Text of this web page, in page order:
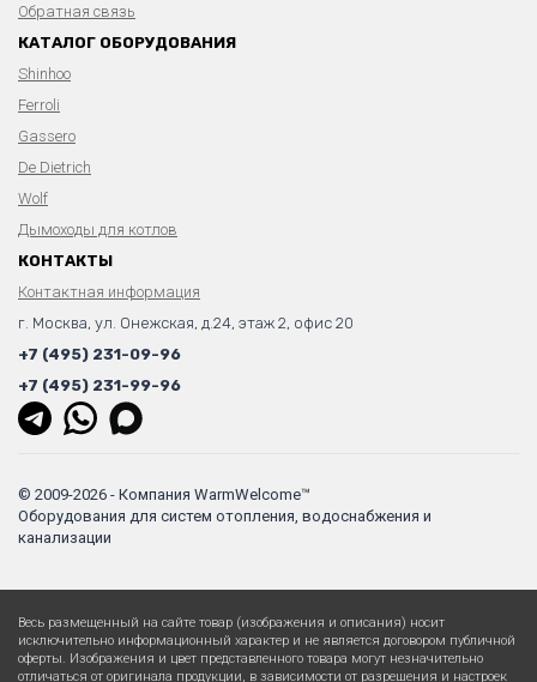
Обратная связь
КАТАЛОГ ОБОРУДОВАНИЯ
Shinhoo
Ferroli
Gassero
De Dietrich
Wolf
Дымоходы для котлов
КОНТАКТЫ
Контактная информация
г. Москва, ул. Онежская, д.24, этаж 2, офис 20
+7 (495) 231-09-96
+7 (495) 231-99-96
© 2009-2026 - Компания WarmWelcome™
Оборудования для систем отопления, водоснабжения и
канализации
Весь размещенный на сайте товар (изображения и описания) носит
исключительно информационный характер и не является договором публичной
оферты. Изображения и цвет представленного товара могут незначительно
отличаться от оригинала продукции, в зависимости от разрешения и настроек